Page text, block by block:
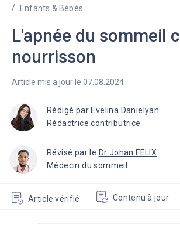
Enfants & Bébés
L'apnée du sommeil
nourrisson
Article mis a jour le 07.08.2024
Rédigé par Evelina Danielyan
Article vérifié Contenu à jour
Rédactrice contributrice
Révisé par le Dr Johan FELIX
Médecin du sommeil